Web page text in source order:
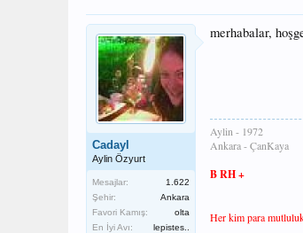
Cadayl
Aylin Özyurt
Mesajlar:
1.622
Şehir:
Ankara
Favori Kamış:
olta
En İyi Avı:
lepistes..
merhabalar,
Aylin - 1972
Ankara - ÇanKaya
B RH +
Her kim para